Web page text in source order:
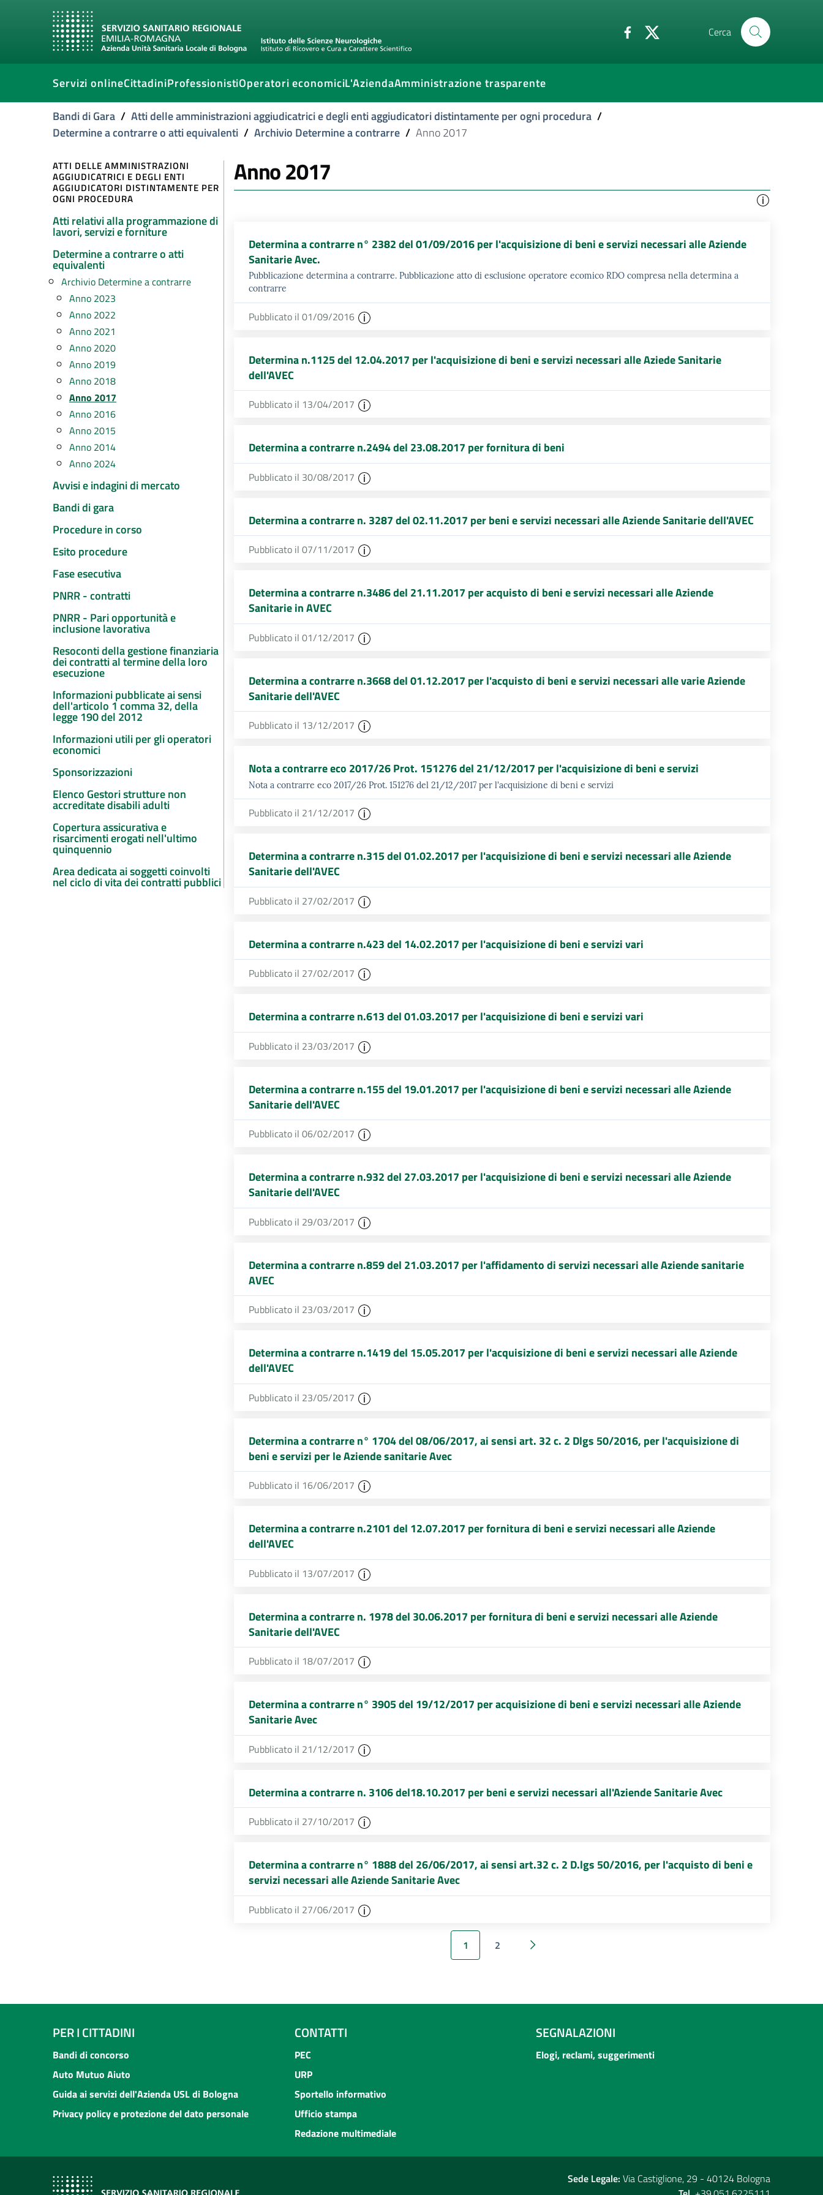
Cerca
Servizi onlineCittadiniProfessionistiOperatori economiciL'AziendaAmministrazione trasparente
Bandi di Gara / Atti delle amministrazioni aggiudicatrici e degli enti aggiudicatori distintamente per ogni procedura /
Determine a contrarre o atti equivalenti / Archivio Determine a contrarre / Anno 2017
ATTI DELLE AMMINISTRAZIONI
AGGIUDICATRICI E DEGLI ENTI
AGGIUDICATORI DISTINTAMENTE PER
OGNI PROCEDURA
Atti relativi alla programmazione di
lavori, servizi e forniture
Determine a contrarre o atti
equivalenti
Archivio Determine a contrarre
Anno 2023
Anno 2022
Anno 2021
Anno 2020
Anno 2019
Anno 2018
Anno 2017
Anno 2016
Anno 2015
Anno 2014
Anno 2024
Avvisi e indagini di mercato
Bandi di gara
Procedure in corso
Esito procedure
Fase esecutiva
PNRR - contratti
PNRR - Pari opportunità e
inclusione lavorativa
Resoconti della gestione finanziaria
dei contratti al termine della loro
esecuzione
Informazioni pubblicate ai sensi
dell'articolo 1 comma 32, della
legge 190 del 2012
Informazioni utili per gli operatori
economici
Sponsorizzazioni
Elenco Gestori strutture non
accreditate disabili adulti
Copertura assicurativa e
risarcimenti erogati nell'ultimo
quinquennio
Area dedicata ai soggetti coinvolti
nel ciclo di vita dei contratti pubblici
Anno 2017
Determina a contrarre n° 2382 del 01/09/2016 per l'acquisizione di beni e servizi necessari alle Aziende
Sanitarie Avec.
Pubblicazione determina a contrarre. Pubblicazione atto di esclusione operatore ecomico RDO compresa nella determina a
contrarre
Pubblicato il 01/09/2016
Determina n.1125 del 12.04.2017 per l'acquisizione di beni e servizi necessari alle Aziede Sanitarie
dell'AVEC
Pubblicato il 13/04/2017
Determina a contrarre n.2494 del 23.08.2017 per fornitura di beni
Pubblicato il 30/08/2017
Determina a contrarre n. 3287 del 02.11.2017 per beni e servizi necessari alle Aziende Sanitarie dell'AVEC
Pubblicato il 07/11/2017
Determina a contrarre n.3486 del 21.11.2017 per acquisto di beni e servizi necessari alle Aziende
Sanitarie in AVEC
Pubblicato il 01/12/2017
Determina a contrarre n.3668 del 01.12.2017 per l'acquisto di beni e servizi necessari alle varie Aziende
Sanitarie dell'AVEC
Pubblicato il 13/12/2017
Nota a contrarre eco 2017/26 Prot. 151276 del 21/12/2017 per l'acquisizione di beni e servizi
Nota a contrarre eco 2017/26 Prot. 151276 del 21/12/2017 per l'acquisizione di beni e servizi
Pubblicato il 21/12/2017
Determina a contrarre n.315 del 01.02.2017 per l'acquisizione di beni e servizi necessari alle Aziende
Sanitarie dell'AVEC
Pubblicato il 27/02/2017
Determina a contrarre n.423 del 14.02.2017 per l'acquisizione di beni e servizi vari
Pubblicato il 27/02/2017
Determina a contrarre n.613 del 01.03.2017 per l'acquisizione di beni e servizi vari
Pubblicato il 23/03/2017
Determina a contrarre n.155 del 19.01.2017 per l'acquisizione di beni e servizi necessari alle Aziende
Sanitarie dell'AVEC
Pubblicato il 06/02/2017
Determina a contrarre n.932 del 27.03.2017 per l'acquisizione di beni e servizi necessari alle Aziende
Sanitarie dell'AVEC
Pubblicato il 29/03/2017
Determina a contrarre n.859 del 21.03.2017 per l'affidamento di servizi necessari alle Aziende sanitarie
AVEC
Pubblicato il 23/03/2017
Determina a contrarre n.1419 del 15.05.2017 per l'acquisizione di beni e servizi necessari alle Aziende
dell'AVEC
Pubblicato il 23/05/2017
Determina a contrarre n° 1704 del 08/06/2017, ai sensi art. 32 c. 2 Dlgs 50/2016, per l'acquisizione di
beni e servizi per le Aziende sanitarie Avec
Pubblicato il 16/06/2017
Determina a contrarre n.2101 del 12.07.2017 per fornitura di beni e servizi necessari alle Aziende
dell'AVEC
Pubblicato il 13/07/2017
Determina a contrarre n. 1978 del 30.06.2017 per fornitura di beni e servizi necessari alle Aziende
Sanitarie dell'AVEC
Pubblicato il 18/07/2017
Determina a contrarre n° 3905 del 19/12/2017 per acquisizione di beni e servizi necessari alle Aziende
Sanitarie Avec
Pubblicato il 21/12/2017
Determina a contrarre n. 3106 del18.10.2017 per beni e servizi necessari all'Aziende Sanitarie Avec
Pubblicato il 27/10/2017
Determina a contrarre n° 1888 del 26/06/2017, ai sensi art.32 c. 2 D.lgs 50/2016, per l'acquisto di beni e
servizi necessari alle Aziende Sanitarie Avec
Pubblicato il 27/06/2017
1 2 Successivi 13 elementi
PER I CITTADINI
Bandi di concorso
Auto Mutuo Aiuto
Guida ai servizi dell'Azienda USL di Bologna
Privacy policy e protezione del dato personale
CONTATTI
PEC
URP
Sportello informativo
Ufficio stampa
Redazione multimediale
SEGNALAZIONI
Elogi, reclami, suggerimenti
Sede Legale: Via Castiglione, 29 - 40124 Bologna